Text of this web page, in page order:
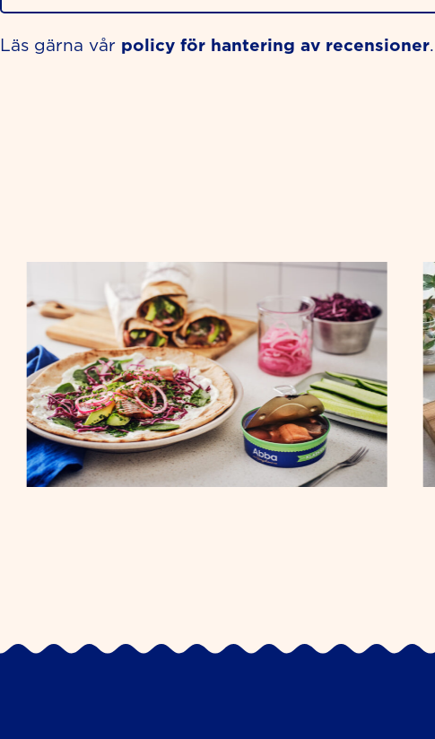
Läs gärna vår policy för hantering av recensioner